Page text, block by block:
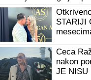
STARIJI
Ceca
nakon
JE NISU